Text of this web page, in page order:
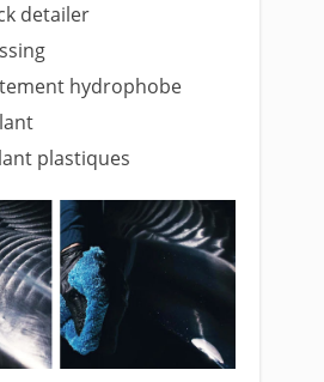
detailer
hydrophobe
plastiques